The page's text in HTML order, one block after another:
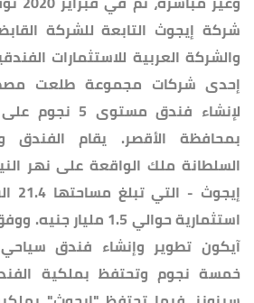
شركة إيجوث التابعة للشركة
والشركة العربية للاستثمارات
إحدى شركات مجموعة طلعت
لإنشاء فندق
بمحافظة الأقصر. يقام
السلطانة ملك الواقعة على نهر
استثمارية حوالي 1.5
آيكون تطوير وإنشاء فندق
خمسة نجوم وتحتفظ بملكية